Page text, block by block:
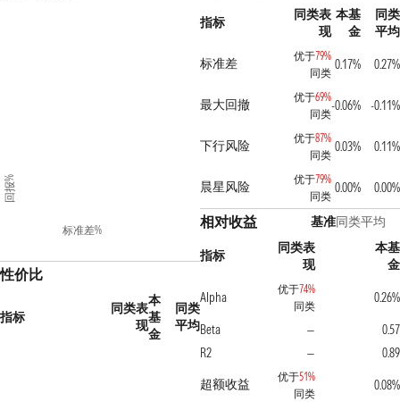
标准差%
回报%
性价比
指标
同类表
现
本
基
金
同类
平均
指标
同类表
现
本基
金
同类
平均
标准差
优于79%
同类
0.17% 0.27%
最大回撤 优于69%
同类
-0.06% -0.11%
下行风险 优于87%
同类
0.03% 0.11%
晨星风险 优于79%
同类
0.00% 0.00%
相对收益 基准同类平均
指标
同类表
现
本基
金
Alpha
优于74%
同类
0.26%
Beta
—
0.57
R2
—
0.89
超额收益
优于51%
同类
0.08%